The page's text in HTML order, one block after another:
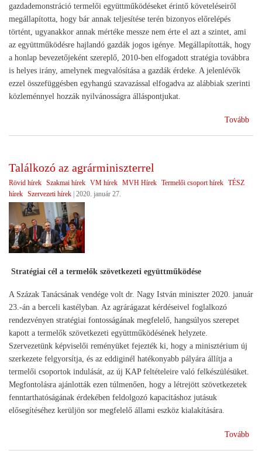
gazdademonstráció termelői együttműködéseket érintő követeléseiről
megállapította, hogy bár annak teljesítése terén bizonyos előrelépés
történt, ugyanakkor annak mértéke messze nem érte el azt a szintet, ami
az együttműködésre hajlandó gazdák jogos igénye. Megállapították, hogy
a honlap bevezetőjeként szereplő, 2010-ben elfogadott stratégia továbbra
is helyes irány, amelynek megvalósítása a gazdák érdeke. A jelenlévők
ezzel összefüggésben egyhangú szavazással elfogadva az alábbiak szerinti
közleménnyel hozzák nyilvánosságra álláspontjukat.
Tovább
Találkozó az agrárminiszterrel
Rövid hírek Szakmai hírek VM hírek MVH Hírek Termelői csoport hírek TÉSZ
hírek Szervezeti hírek 2020. január 27.
Stratégiai cél a termelők szövetkezeti együttműködése
A Százak Tanácsának vendége volt dr. Nagy István miniszter 2020. január
23.-án a berceli kastélyban. Az agrárágazat kérdéseivel foglalkozó
rendezvényen stratégiai fontosságának megfelelő, hangsúlyos szerepet
kapott a termelők szövetkezeti együttműködésének helyzete.
Szervezetünk képviselői reményüket fejezték ki, hogy a minisztérium új
szerkezete felgyorsítja, és az eddiginél hatékonyabb pályára állítja a
termelői csoportok indulását, az új KAP feltételeire való felkészülésüket.
Megfontolásra ajánlották ezen túlmenően, hogy a létrejött szövetkezetek
fenntarthatóságának érdekében feldolgozó kapacitáshoz jutásuk
elősegítéséhez kerüljön sor megfelelő állami eszköz kialakítására.
Tovább